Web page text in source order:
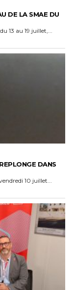
DE LA SMAE DU
13 au 19 juillet,...
DANS
10 juillet...